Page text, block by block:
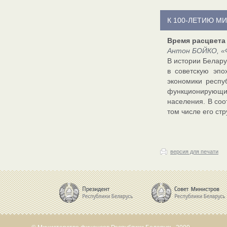
К 100-ЛЕТИЮ
Время расцвета
Антон БОЙКО,
В истории
в советскую
экономики
населения. В
том числе его
версия для печати